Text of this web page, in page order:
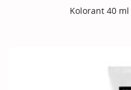
Kolorant 40 ml